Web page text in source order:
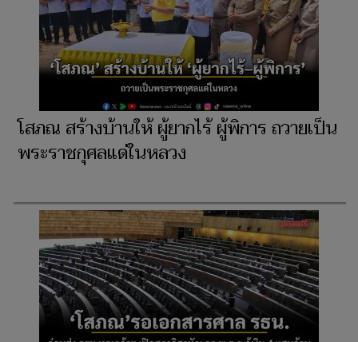
โสภณ สร้างบ้านให้ ผู้ยากไร้ ผู้พิการ ถวายเป็น
พระราชกุศลแด่ในหลวง